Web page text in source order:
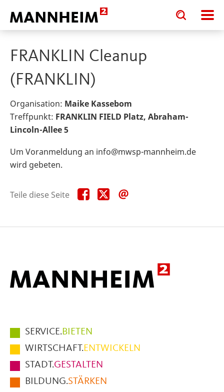
Toggle
search
input
Toggle
search
input
FRANKLIN Cleanup
(FRANKLIN)
Organisation: Maike Kassebom
Treffpunkt: FRANKLIN FIELD Platz, Abraham-
Lincoln-Allee 5
Um Voranmeldung an info@mwsp-mannheim.de
wird gebeten.
Teile diese Seite Teile
diese
Teile
diese
Hauptmenüpunkte
im
Fußbereich
der
Seite
SERVICE.BIETEN
WIRTSCHAFT.ENTWICKELN
STADT.GESTALTEN
BILDUNG.STÄRKEN